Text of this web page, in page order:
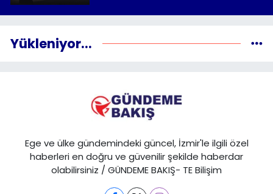
Yükleniyor...
Ege ve ülke gündemindeki güncel, İzmir'le ilgili özel
haberleri en doğru ve güvenilir şekilde haberdar
olabilirsiniz / GÜNDEME BAKIŞ- TE Bilişim